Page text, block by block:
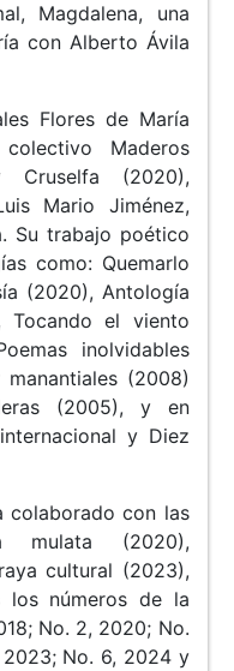
Magdalena, una
con Alberto Ávila
Flores de María
Maderos
Cruselfa (2020),
Mario Jiménez,
Su trabajo poético
como: Quemarlo
(2020), Antología
Tocando el viento
inolvidables
manantiales (2008)
(2005), y en
y Diez
colaborado con las
mulata (2020),
cultural (2023),
números de la
No. 2, 2020; No.
No. 6, 2024 y